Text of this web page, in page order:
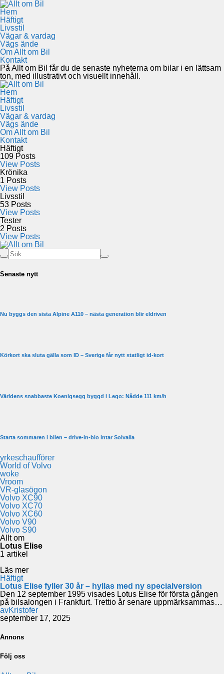
Hem
Häftigt
Livsstil
Vägar & vardag
Vägs ände
Om Allt om Bil
Kontakt
På Allt om Bil får du de senaste nyheterna om bilar i en lättsam
ton, med illustrativt och visuellt innehåll.
Hem
Häftigt
Livsstil
Vägar & vardag
Vägs ände
Om Allt om Bil
Kontakt
Häftigt
109 Posts
View Posts
Krönika
1 Posts
View Posts
Livsstil
53 Posts
View Posts
Tester
2 Posts
View Posts
Senaste nytt
Nu byggs den sista Alpine A110 – nästa generation blir eldriven
Körkort ska sluta gälla som ID – Sverige får nytt statligt id-kort
Världens snabbaste Koenigsegg byggd i Lego: Nådde 111 km/h
Starta sommaren i bilen – drive-in-bio intar Solvalla
yrkeschaufförer
World of Volvo
woke
Vroom
VR-glasögon
Volvo XC90
Volvo XC70
Volvo XC60
Volvo V90
Volvo S90
Allt om
Lotus Elise
1 artikel
Läs mer
Häftigt
Lotus Elise fyller 30 år – hyllas med ny specialversion
Den 12 september 1995 visades Lotus Elise för första gången
på bilsalongen i Frankfurt. Trettio år senare uppmärksammas…
avKristofer
september 17, 2025
Annons
Följ oss